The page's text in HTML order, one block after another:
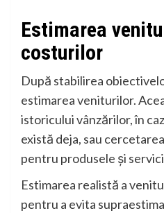
Estimarea
costurilor
După stabilirea
estimarea veniturilor.
istoricului vânzărilor, în
există deja, sau
pentru produsele și
Estimarea realistă a
pentru a evita